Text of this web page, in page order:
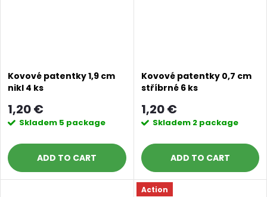
Kovové patentky 1,9 cm
nikl 4 ks
1,20 €
Skladem 5 package
ADD TO CART
Kovové patentky 0,7 cm
stříbrné 6 ks
1,20 €
Skladem 2 package
ADD TO CART
Action